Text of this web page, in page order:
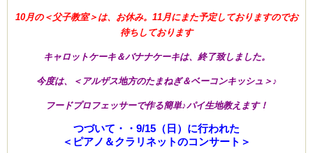
10月の＜父子教室＞は、お休み。11月にまた予定しておりますのでお
待ちしております
キャロットケーキ＆バナナケーキは、終了致しました。
今度は、＜アルザス地方のたまねぎ＆ベーコンキッシュ＞♪
フードプロフェッサーで作る簡単♪パイ生地教えます！
つづいて・・9/15（日）に行われた
＜ピアノ＆クラリネットのコンサート＞